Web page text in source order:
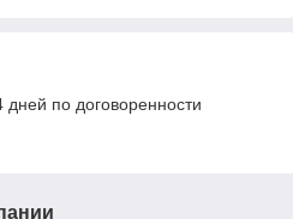
дней по договоренности